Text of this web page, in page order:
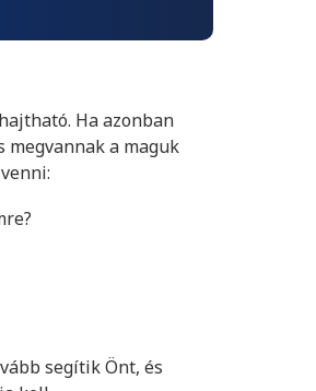
Ha azonban
megvannak a maguk
segítik Önt, és